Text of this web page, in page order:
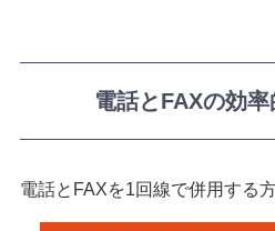
電話とFAXの効
電話とFAXを1回線で併用する